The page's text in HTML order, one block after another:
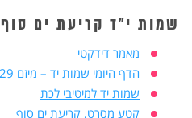
שמות י"ד קריעת ים סוף
מאמר דידקטי
הדף היומי שמות יד – מיזם 929
שמות יד למיטיבי לכת
קטע מסרט, קריעת ים סוף